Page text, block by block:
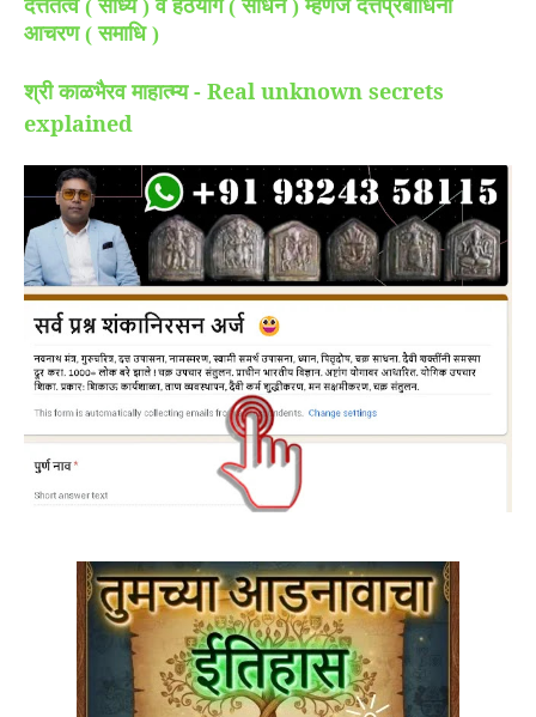
दत्ततत्व ( साध्य ) व हठयोग ( साधन ) म्हणजे दत्तप्रबोधिनी
आचरण ( समाधि )
श्री काळभैरव माहात्म्य - Real unknown secrets
explained